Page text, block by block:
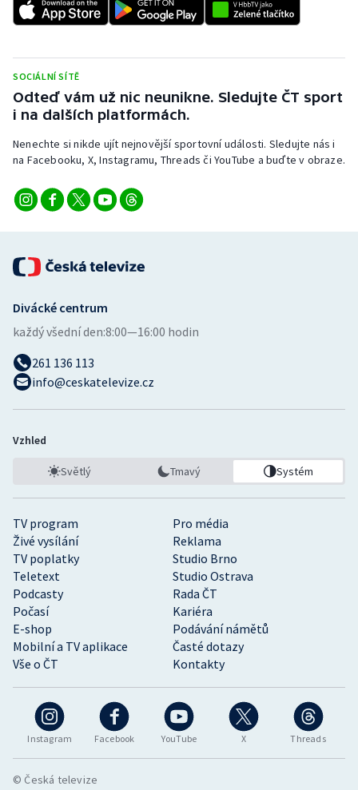
Short track
Triatlon
Veslování
Vodní slalom
Ostatní
SOCIÁLNÍ SÍTĚ
Odteď vám už nic neunikne. Sledujte ČT sport
i na dalších platformách.
Nenechte si nikde ujít nejnovější sportovní události. Sledujte nás i
na Facebooku, X, Instagramu, Threads či YouTube a buďte v obraze.
Instagram Facebook YouTube X Threads
TV program
Pro média
Živé vysílání
Reklama
TV poplatky
Studio Brno
Teletext
Studio Ostrava
Podcasty
Rada ČT
Počasí
Kariéra
E-shop
Podávání námětů
Mobilní a TV aplikace
Časté dotazy
Vše o ČT
Kontakty
Divácké centrum
každý všední den:8:00—16:00 hodin
261 136 113
info@ceskatelevize.cz
Vzhled
Světlý Tmavý Systém
© Česká televize